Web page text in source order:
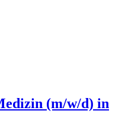
(m/w/d) in